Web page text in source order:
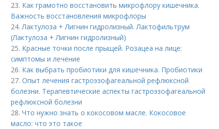
23. Как грамотно восстановить микрофлору кишечника.
Важность восстановления микрофлоры
24.Лактулоза + Лигнин гидролизный. Лактофильтрум
(Лактулоза + Лигнин гидролизный)
25. Красные точки после прыщей. Розацеа на лице:
симптомы и лечение
26. Как выбрать пробиотики для кишечника. Пробиотики
27.Опыт лечения гастроэзофагеальной рефлюксной
болезни. Терапевтические аспекты гастроэзофагеальной
рефлюксной болезни
28.Что нужно знать о кокосовом масле. Кокосовое
масло: что это такое